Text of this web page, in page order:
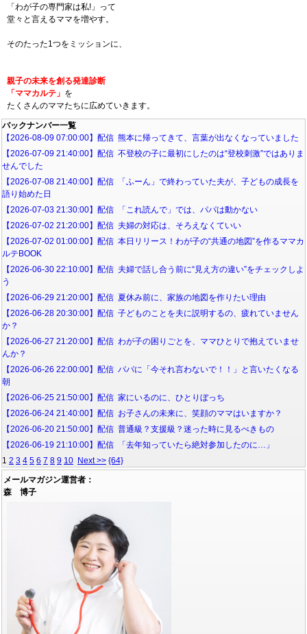
「わが子の専門家は私!」って
堂々と言えるママを増やす。
そのたった1つをミッションに、
親子の未来を創る発達診断
「ママカルテ」 を
たくさんのママたちに広めていきます。
バックナンバー一覧
【2026-08-09 07:00:00】配信 熊本に帰ってきて、言葉が出なくなっていました
【2026-07-09 21:40:00】配信 不登校の子に最初にしたのは“登校刺激”ではありま
せんでした
【2026-07-08 21:40:00】配信 「ふーん」で終わっていた夫が、子どもの成長を
語り始めた日
【2026-07-03 21:30:00】配信 「これ読んで」では、パパは動かない
【2026-07-02 21:20:00】配信 夫婦の対応は、そろえなくていい
【2026-07-02 01:00:00】配信 本日リリース！わが子の“共通の地図”を作るママカ
ルテBOOK
【2026-06-30 22:10:00】配信 夫婦で話し合う前に“見え方の違い”をチェックしよ
う
【2026-06-29 21:20:00】配信 夏休み前に、家族の地図を作りたい理由
【2026-06-28 20:30:00】配信 子どものことを夫に説明するの、疲れていません
か？
【2026-06-27 21:20:00】配信 わが子の困りごとを、ママひとりで抱えていませ
んか？
【2026-06-26 22:00:00】配信 パパに「今それ言わないで！！」と言いたくなる
朝
【2026-06-25 21:50:00】配信 家にいるのに、ひとりぼっち
【2026-06-24 21:40:00】配信 お子さんの未来に、笑顔のママはいますか？
【2026-06-20 21:50:00】配信 普通級？支援級？迷った時に見るべきもの
【2026-06-19 21:10:00】配信 「去年知っていたら絶対参加したのに…」
1 2 3 4 5 6 7 8 9 10 Next >> {64}
メールマガジン運営者：
森 博子